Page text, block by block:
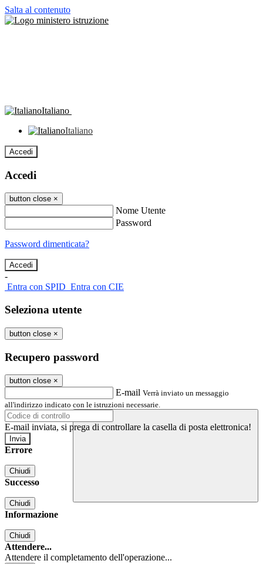
Salta al contenuto
Italiano
Italiano
Accedi
Accedi
button close ×
Nome Utente
Password
Password dimenticata?
-
Entra con SPID Entra con CIE
Seleziona utente
button close ×
Recupero password
button close ×
E-mail Verrà inviato un messaggio
all'indirizzo indicato con le istruzioni necessarie.
E-mail inviata, si prega di controllare la casella di posta elettronica!
Errore
Chiudi
Successo
Chiudi
Informazione
Chiudi
Attendere...
Attendere il completamento dell'operazione...